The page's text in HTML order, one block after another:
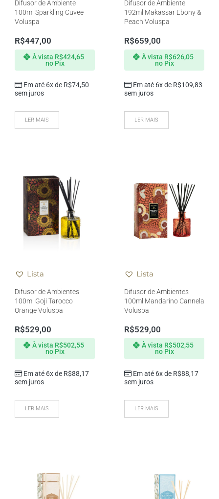
Difusor de Ambiente
100ml Sparkling Cuvee
Voluspa
R$447,00
Em até 6x de R$74,50
sem juros
À vista R$424,65
no Pix
LER MAIS
Difusor de Ambiente
192ml Makassar Ebony &
Peach Voluspa
R$659,00
Em até 6x de R$109,83
sem juros
À vista R$626,05
no Pix
LER MAIS
Lista
Difusor de Ambientes
100ml Goji Tarocco
Orange Voluspa
R$529,00
Em até 6x de R$88,17
sem juros
À vista R$502,55
no Pix
LER MAIS
Lista
Difusor de Ambientes
100ml Mandarino Cannela
Voluspa
R$529,00
Em até 6x de R$88,17
sem juros
À vista R$502,55
no Pix
LER MAIS